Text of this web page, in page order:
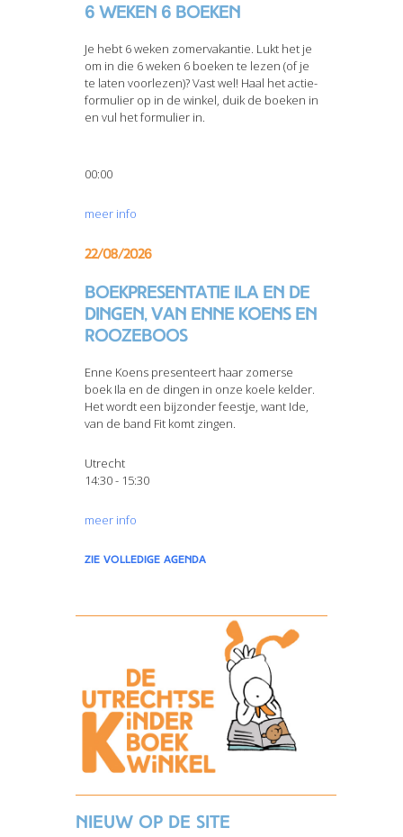
6 weken 6 boeken
Je hebt 6 weken zomervakantie. Lukt het je
om in die 6 weken 6 boeken te lezen (of je
te laten voorlezen)? Vast wel! Haal het actie-
formulier op in de winkel, duik de boeken in
en vul het formulier in.
00:00
meer info
22/08/2026
Boekpresentatie Ila en de
dingen, van Enne Koens en
Roozeboos
Enne Koens presenteert haar zomerse
boek Ila en de dingen in onze koele kelder.
Het wordt een bijzonder feestje, want Ide,
van de band Fit komt zingen.
Utrecht
14:30 - 15:30
meer info
zie volledige agenda
Nieuw op de site